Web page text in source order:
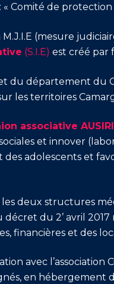
« Comité de
(mesure
(S.I.E) est créé par
du département du
les territoires
associative
et innover
des adolescents et
deux structures
du 2’ avril
financières et des
avec l’association
en hébergement